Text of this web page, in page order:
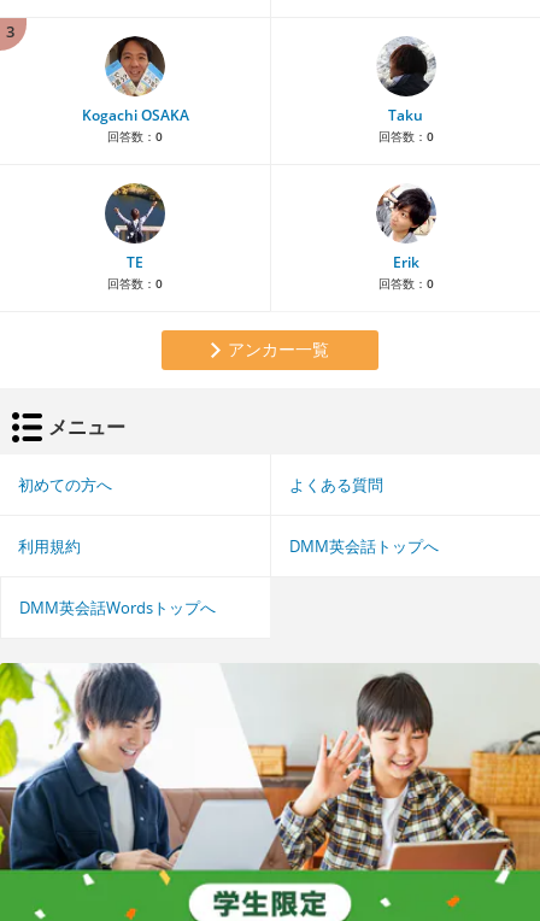
3
Kogachi OSAKA
回答数： 0
Taku
回答数： 0
TE
回答数： 0
Erik
回答数： 0
アンカー一覧
メニュー
初めての方へ よくある質問
利用規約 DMM英会話トップへ
DMM英会話Wordsトップへ